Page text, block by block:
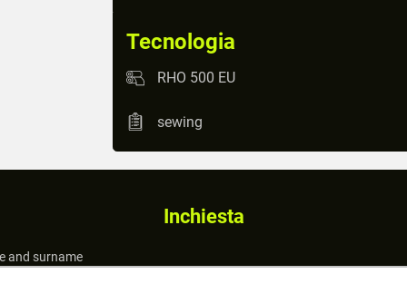
Tecnologia
RHO 500 EU
sewing
Inchiesta
and surname